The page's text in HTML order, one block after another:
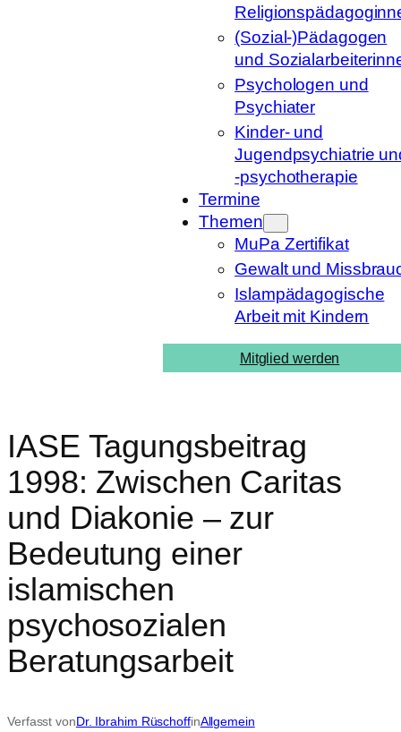
(Sozial-)Pädagogen
und
Psychologen und
Psychiater
Kinder- und
Jugendpsychiatrie
-psychotherapie
Termine
Themen
MuPa Zertifikat
Gewalt und
Islampädagogische
Arbeit mit Kindern
Mitglied werden
IASE Tagungsbeitrag
1998: Zwischen Caritas
und Diakonie – zur
Bedeutung einer
islamischen
psychosozialen
Beratungsarbeit
Verfasst vonDr. Ibrahim RüschoffinAllgemein